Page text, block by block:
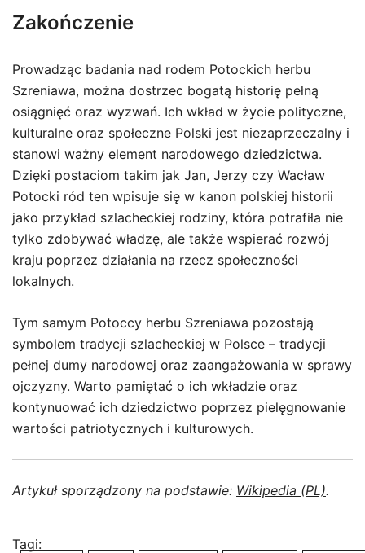
Zakończenie
Prowadząc badania nad rodem Potockich herbu
Szreniawa, można dostrzec bogatą historię pełną
osiągnięć oraz wyzwań. Ich wkład w życie polityczne,
kulturalne oraz społeczne Polski jest niezaprzeczalny i
stanowi ważny element narodowego dziedzictwa.
Dzięki postaciom takim jak Jan, Jerzy czy Wacław
Potocki ród ten wpisuje się w kanon polskiej historii
jako przykład szlacheckiej rodziny, która potrafiła nie
tylko zdobywać władzę, ale także wspierać rozwój
kraju poprzez działania na rzecz społeczności
lokalnych.
Tym samym Potoccy herbu Szreniawa pozostają
symbolem tradycji szlacheckiej w Polsce – tradycji
pełnej dumy narodowej oraz zaangażowania w sprawy
ojczyzny. Warto pamiętać o ich wkładzie oraz
kontynuować ich dziedzictwo poprzez pielęgnowanie
wartości patriotycznych i kulturowych.
Artykuł sporządzony na podstawie: Wikipedia (PL).
Tagi: